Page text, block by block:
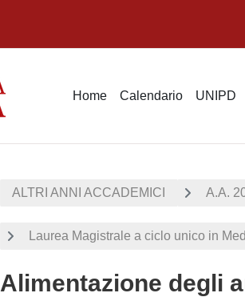
Home Calendario UNIPD
ALTRI ANNI ACCADEMICI A.A.
Laurea Magistrale a ciclo unico in
Alimentazione degli